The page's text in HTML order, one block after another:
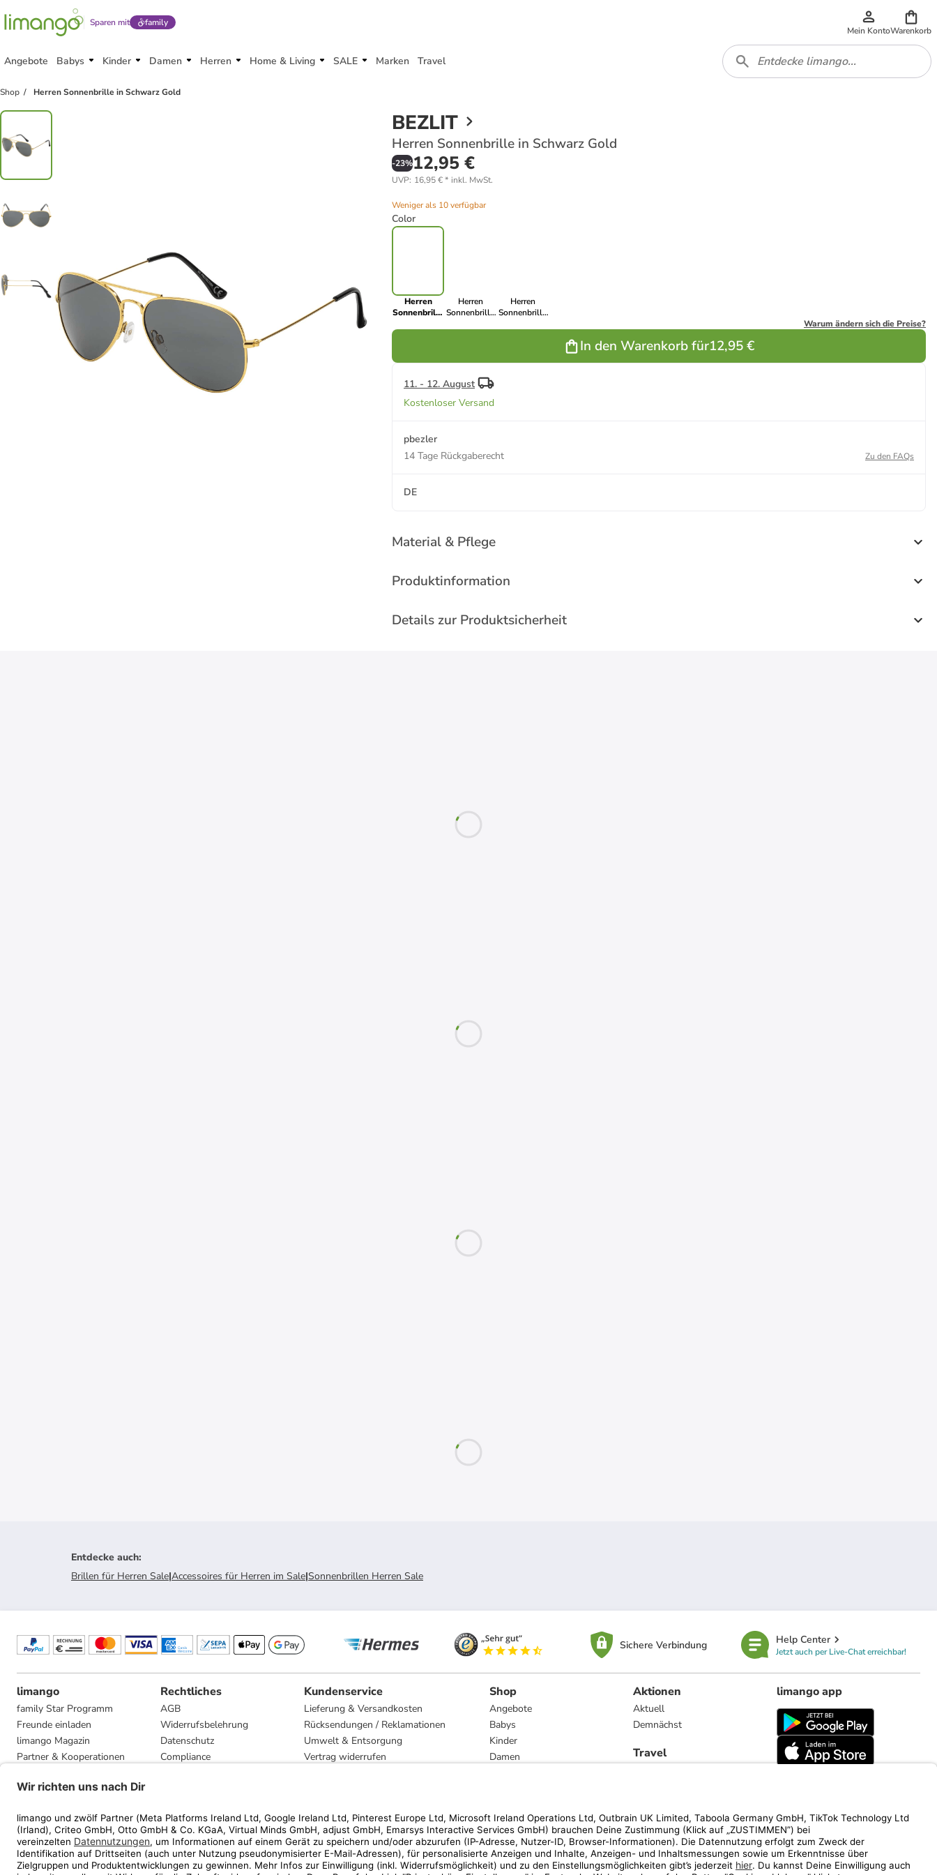
Sparen mit family
Mein KontoWarenkorb
Angebote Babys Kinder Damen Herren Home & Living SALE Marken Travel
Shop Herren Sonnenbrille in Schwarz Gold
BEZLIT
Herren Sonnenbrille in Schwarz Gold
-23%12,95 €
UVP: 16,95 €* inkl. MwSt.
Weniger als 10 verfügbar
Color
Herren
Sonnenbrille
Herren
Sonnenbrille
Herren
Sonnenbrille
Warum ändern sich die Preise?
In den Warenkorb für12,95 €
11. - 12. August
Kostenloser Versand
pbezler
14 Tage Rückgaberecht
Zu den FAQs
DE
Material & Pflege
Produktinformation
Details zur Produktsicherheit
Entdecke auch:
Brillen für Herren Sale|Accessoires für Herren im Sale|Sonnenbrillen Herren Sale
Sichere Verbindung Help Center
Jetzt auch per Live-Chat erreichbar!
limango
family Star Programm
Freunde einladen
limango Magazin
Partner & Kooperationen
Presse
Rechtliches
AGB
Widerrufsbelehrung
Datenschutz
Compliance
Kundenservice
Lieferung & Versandkosten
Rücksendungen / Reklamationen
Umwelt & Entsorgung
Vertrag widerrufen
Shop
Angebote
Babys
Kinder
Damen
Marken
Aktionen
Aktuell
Demnächst
Travel
limango app
limango.nl limango.pl